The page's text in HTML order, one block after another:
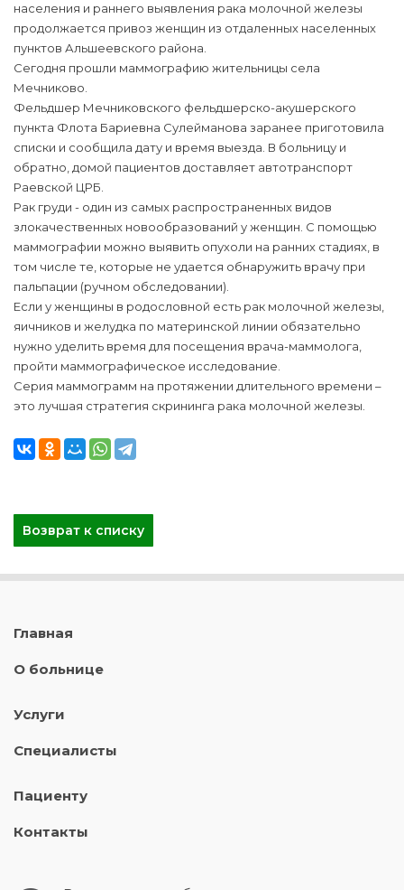
населения и раннего выявления рака молочной железы
продолжается привоз женщин из отдаленных населенных
пунктов Альшеевского района.
Сегодня прошли маммографию жительницы села
Мечниково.
Фельдшер Мечниковского фельдшерско-акушерского
пункта Флота Бариевна Сулейманова заранее приготовила
списки и сообщила дату и время выезда. В больницу и
обратно, домой пациентов доставляет автотранспорт
Раевской ЦРБ.
Рак груди - один из самых распространенных видов
злокачественных новообразований у женщин. С помощью
маммографии можно выявить опухоли на ранних стадиях, в
том числе те, которые не удается обнаружить врачу при
пальпации (ручном обследовании).
Если у женщины в родословной есть рак молочной железы,
яичников и желудка по материнской линии обязательно
нужно уделить время для посещения врача-маммолога,
пройти маммографическое исследование.
Серия маммограмм на протяжении длительного времени –
это лучшая стратегия скрининга рака молочной железы.
Возврат к списку
Главная
О больнице
Услуги
Специалисты
Пациенту
Контакты